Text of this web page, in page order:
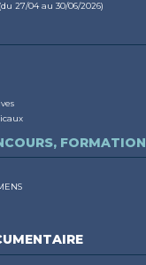
27/04 au 30/06/2026)
FORMATION